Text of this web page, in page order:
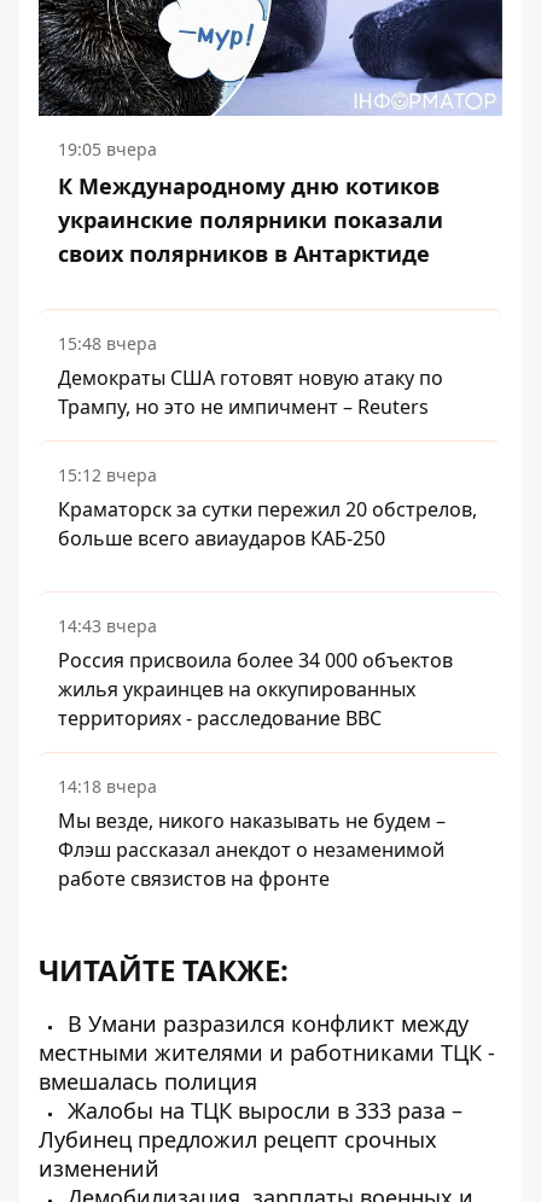
19:05 вчера
К Международному дню котиков
украинские полярники показали
своих полярников в Антарктиде
15:48 вчера
Демократы США готовят новую атаку по
Трампу, но это не импичмент – Reuters
15:12 вчера
Краматорск за сутки пережил 20 обстрелов,
больше всего авиаударов КАБ-250
14:43 вчера
Россия присвоила более 34 000 объектов
жилья украинцев на оккупированных
территориях - расследование BBC
14:18 вчера
Мы везде, никого наказывать не будем –
Флэш рассказал анекдот о незаменимой
работе связистов на фронте
ЧИТАЙТЕ ТАКЖЕ:
В Умани разразился конфликт между
местными жителями и работниками ТЦК -
вмешалась полиция
Жалобы на ТЦК выросли в 333 раза –
Лубинец предложил рецепт срочных
изменений